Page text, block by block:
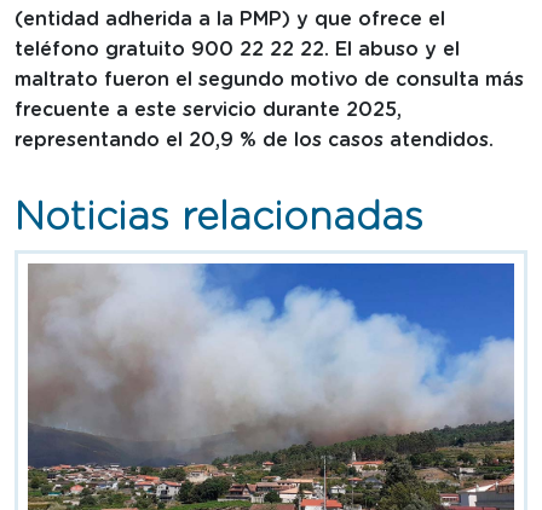
(entidad adherida a la PMP) y que ofrece el
teléfono gratuito 900 22 22 22. El abuso y el
maltrato fueron el segundo motivo de consulta más
frecuente a este servicio durante 2025,
representando el 20,9 % de los casos atendidos.
Noticias relacionadas